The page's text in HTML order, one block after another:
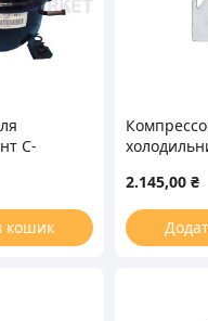
С-
кошик
2.145,00₴